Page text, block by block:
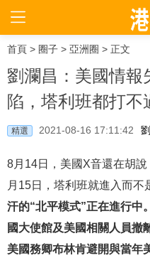
首頁 > 圈子 > 亞洲圈 > 正文
劉瀾昌：美國情報
陷，塔利班都打不
精選 2021-08-16 17:11:42
8月14日，美國X音還在胡
月15日，塔利班就進入而不
汗的“北平模式”正在進行中
國大使館及美國相關人員撤
美國務卿布林肯避開與當年